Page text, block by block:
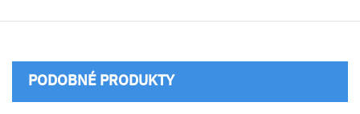
PODOBNÉ PRODUKTY